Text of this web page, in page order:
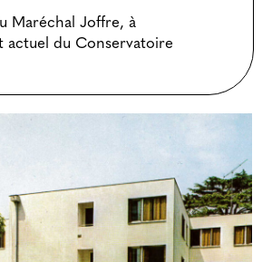
Maréchal Joffre, à
actuel du Conservatoire